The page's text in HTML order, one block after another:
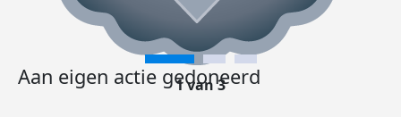
Aan eigen actie gedoneerd
1 van 3